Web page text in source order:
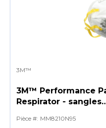
3M™
3M™ Performance
Respirator - sangles
souple pour le
Pièce #: MM8210N95